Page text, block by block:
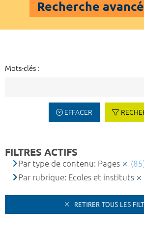
Recherche
Mots-clés :
EFFACER
FILTRES ACTIFS
Par type de contenu: Pages
Par rubrique: Ecoles et instituts
RETIRER TOUS LES